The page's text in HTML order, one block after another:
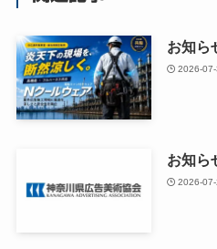
お知ら
2026-07-
お知ら
2026-